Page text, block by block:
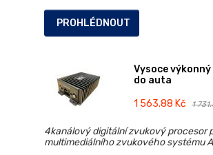
PROHLÉDNOUT
Vysoce výkonný
do auta
1 563.88 Kč
1
4kanálový digitální zvukový procesor
multimediálního zvukového systému